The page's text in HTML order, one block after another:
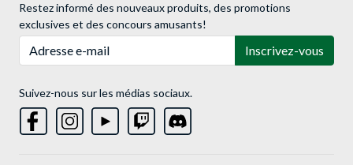
Restez informé des nouveaux produits, des promotions
exclusives et des concours amusants!
Inscrivez-vous
Suivez-nous sur les médias sociaux.